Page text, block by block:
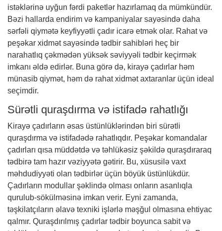
istəklərinə uyğun fərdi paketlər hazırlamaq da mümkündür.
Bəzi hallarda endirim və kampaniyalar sayəsində daha
sərfəli qiymətə keyfiyyətli çadır icarə etmək olar. Rahat və
peşəkar xidmət sayəsində tədbir sahibləri heç bir
narahatlıq çəkmədən yüksək səviyyəli tədbir keçirmək
imkanı əldə edirlər. Buna görə də, kirayə çadırlar həm
münasib qiymət, həm də rahat xidmət axtaranlar üçün ideal
seçimdir.
Sürətli quraşdırma və istifadə rahatlığı
Kirayə çadırların əsas üstünlüklərindən biri sürətli
quraşdırma və istifadədə rahatlıqdır. Peşəkar komandalar
çadırları qısa müddətdə və təhlükəsiz şəkildə quraşdıraraq
tədbirə tam hazır vəziyyətə gətirir. Bu, xüsusilə vaxt
məhdudiyyəti olan tədbirlər üçün böyük üstünlükdür.
Çadırların modullar şəklində olması onların asanlıqla
qurulub-sökülməsinə imkan verir. Eyni zamanda,
təşkilatçıların əlavə texniki işlərlə məşğul olmasına ehtiyac
qalmır. Quraşdırılmış çadırlar tədbir boyunca sabit və